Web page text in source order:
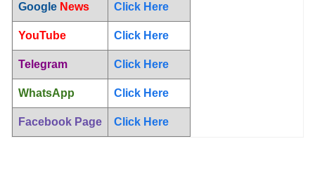
Google News Click Here
YouTube Click Here
Telegram Click Here
WhatsApp Click Here
Facebook Page Click Here